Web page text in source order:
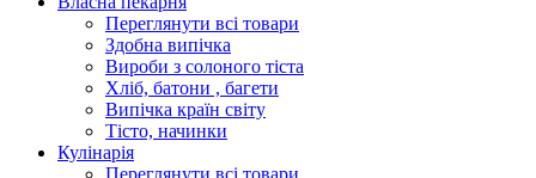
Переглянути всі товари
Здобна випічка
Вироби з солоного тіста
Хліб, батони , багети
Випічка країн світу
Тісто, начинки
Кулінарія
Переглянути всі товари